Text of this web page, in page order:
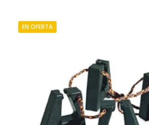
EN OFERTA